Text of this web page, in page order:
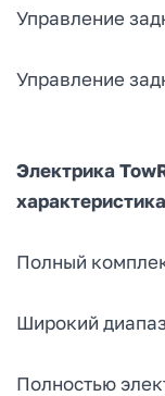
Управление
Управление
Электрика
Полный
Широкий
Полностью